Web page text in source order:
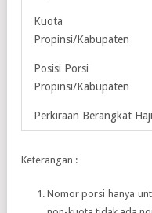
Kuota
Propinsi/Kabupaten
Posisi Porsi
Propinsi/Kabupaten
Perkiraan Berangkat Haji
Keterangan :
Nomor porsi hanya